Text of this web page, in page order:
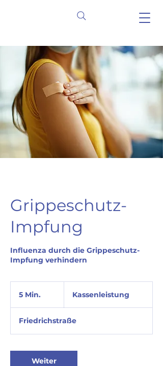
Grippeschutz-
Impfung
Influenza durch die Grippeschutz-
Impfung verhindern
5 Min.
n
.
Kassenleistung
Friedrichstraße
Weiter